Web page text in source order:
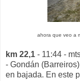
ahora que veo a
km 22,1 - 11:44 -
- Gondán
en bajada. En este